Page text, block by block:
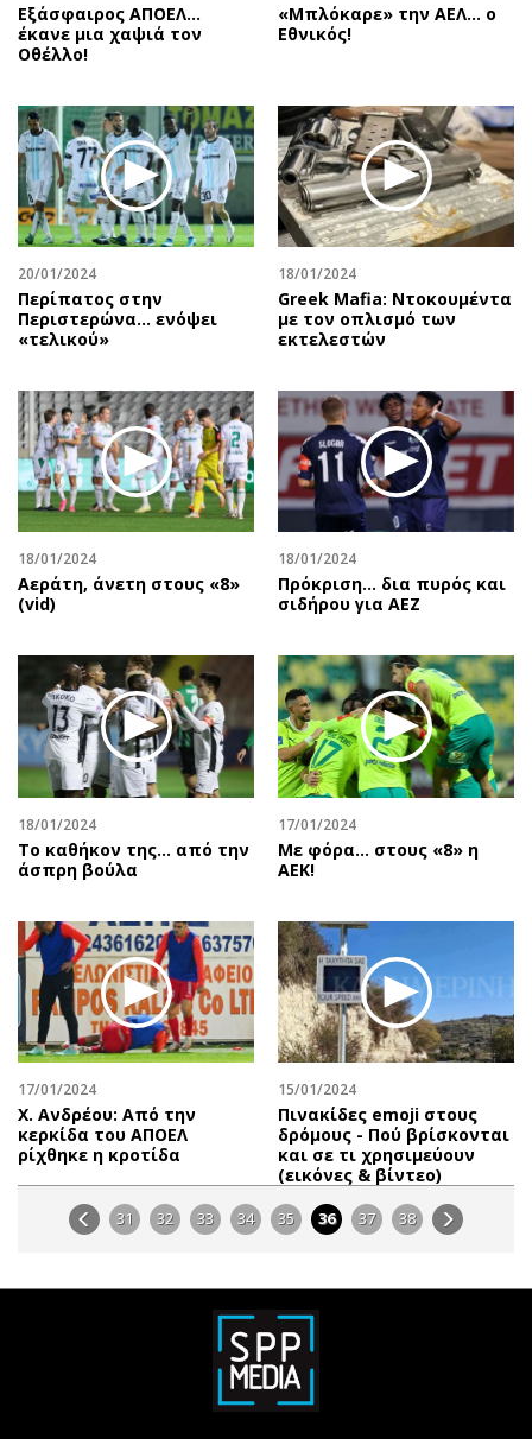
Εξάσφαιρος ΑΠΟΕΛ…
έκανε μια χαψιά τον
Οθέλλο!
«Μπλόκαρε» την ΑΕΛ… ο
Εθνικός!
20/01/2024
Περίπατος στην
Περιστερώνα… ενόψει
«τελικού»
18/01/2024
Greek Mafia: Ντοκουμέντα
με τον οπλισμό των
εκτελεστών
18/01/2024
Αεράτη, άνετη στους «8»
(vid)
18/01/2024
Πρόκριση... δια πυρός και
σιδήρου για ΑΕΖ
18/01/2024
Το καθήκον της... από την
άσπρη βούλα
17/01/2024
Με φόρα… στους «8» η
ΑΕΚ!
17/01/2024
Χ. Ανδρέου: Από την
κερκίδα του ΑΠΟΕΛ
ρίχθηκε η κροτίδα
15/01/2024
Πινακίδες emoji στους
δρόμους - Πού βρίσκονται
και σε τι χρησιμεύουν
(εικόνες & βίντεο)
31 32 33 34 35 36 37 38